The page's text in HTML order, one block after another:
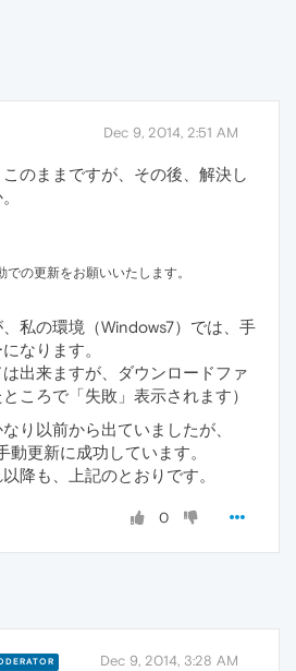
Dec 9, 2014, 2:51 AM
のままですが、その後、解決し
での更新をお願いいたします。
私の環境（Windows7）では、手
なります。
は出来ますが、ダウンロードファ
ころで「失敗」表示されます）
り以前から出ていましたが、
動更新に成功しています。
降も、上記のとおりです。
0
Dec 9, 2014, 3:28 AM